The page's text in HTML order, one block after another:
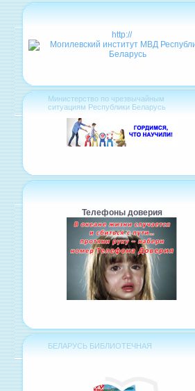
http://
Министерство по чрезвычайным
ситуациям Республики Беларусь
Телефоны доверия
БЕЛАРУСЬ БИБЛИОТЕЧНАЯ